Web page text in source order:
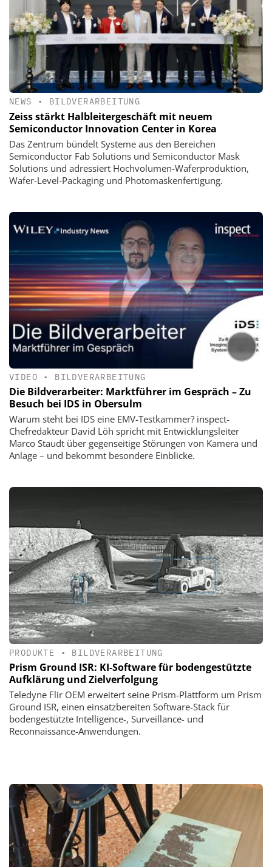
NEWS • BILDVERARBEITUNG
Zeiss stärkt Halbleitergeschäft mit neuem
Semiconductor Innovation Center in Korea
Das Zentrum bündelt Systeme aus den Bereichen
Semiconductor Fab Solutions und Semiconductor Mask
Solutions und adressiert Hochvolumen-Waferproduktion,
Wafer-Level-Packaging und Photomaskenfertigung.
VIDEO • BILDVERARBEITUNG
Die Bildverarbeiter: Marktführer im Gespräch – Zu
Besuch bei IDS in Obersulm
Warum steht bei IDS eine EMV-Testkammer? inspect-
Chefredakteur David Löh spricht mit Entwicklungsleiter
Marco Staudt über gegenseitige Störungen von Kamera und
Anlage – und bekommt besondere Einblicke.
PRODUKTE • BILDVERARBEITUNG
Prism Ground ISR: KI-Software für bodengestützte
Aufklärung und Zielverfolgung
Teledyne Flir OEM erweitert seine Prism-Plattform um Prism
Ground ISR, einen einsatzbereiten Software-Stack für
bodengestützte Intelligence-, Surveillance- und
Reconnaissance-Anwendungen.